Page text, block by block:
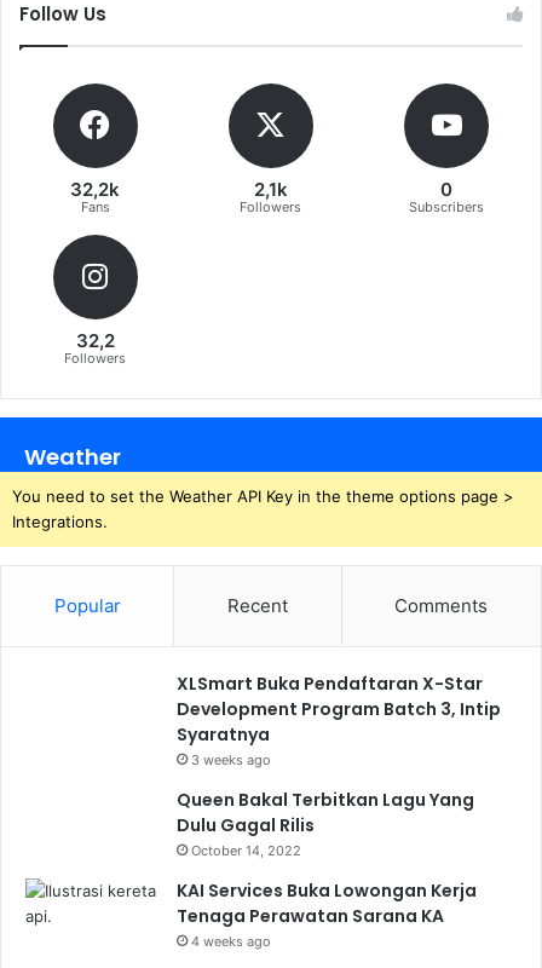
Follow Us
32,2k
Fans
2,1k
Followers
0
Subscribers
32,2
Followers
Weather
You need to set the Weather API Key in the theme options page >
Integrations.
Popular Recent Comments
XLSmart Buka Pendaftaran X-Star
Development Program Batch 3, Intip
Syaratnya
3 weeks ago
Queen Bakal Terbitkan Lagu Yang
Dulu Gagal Rilis
October 14, 2022
KAI Services Buka Lowongan Kerja
Tenaga Perawatan Sarana KA
4 weeks ago